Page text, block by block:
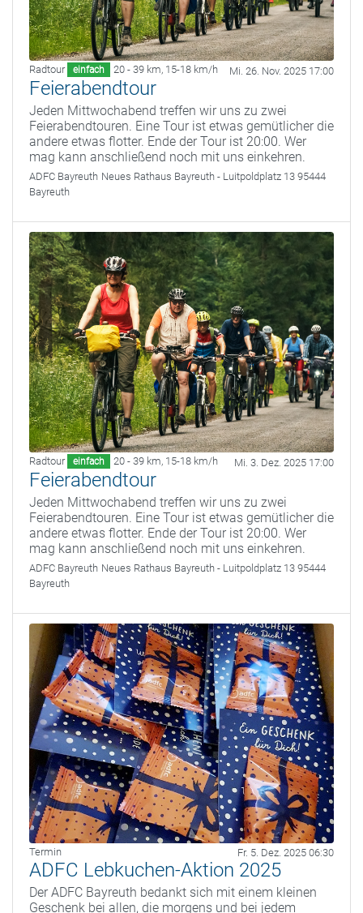
Radtour einfach 20 - 39 km, 15-18 km/h Mi. 26. Nov. 2025 17:00
Feierabendtour
Jeden Mittwochabend treffen wir uns zu zwei
Feierabendtouren. Eine Tour ist etwas gemütlicher die
andere etwas flotter. Ende der Tour ist 20:00. Wer
mag kann anschließend noch mit uns einkehren.
ADFC Bayreuth Neues Rathaus Bayreuth - Luitpoldplatz 13 95444
Bayreuth
Radtour einfach 20 - 39 km, 15-18 km/h Mi. 3. Dez. 2025 17:00
Feierabendtour
Jeden Mittwochabend treffen wir uns zu zwei
Feierabendtouren. Eine Tour ist etwas gemütlicher die
andere etwas flotter. Ende der Tour ist 20:00. Wer
mag kann anschließend noch mit uns einkehren.
ADFC Bayreuth Neues Rathaus Bayreuth - Luitpoldplatz 13 95444
Bayreuth
Termin Fr. 5. Dez. 2025 06:30
ADFC Lebkuchen-Aktion 2025
Der ADFC Bayreuth bedankt sich mit einem kleinen
Geschenk bei allen, die morgens und bei jedem